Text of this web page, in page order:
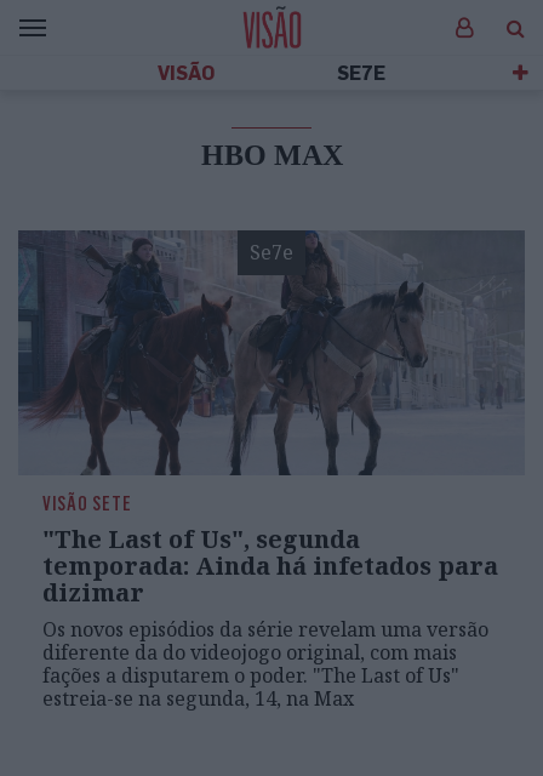
VISÃO SE7E
HBO MAX
Se7e
VISÃO SETE
"The Last of Us", segunda
temporada: Ainda há infetados para
dizimar
Os novos episódios da série revelam uma versão
diferente da do videojogo original, com mais
fações a disputarem o poder. "The Last of Us"
estreia-se na segunda, 14, na Max